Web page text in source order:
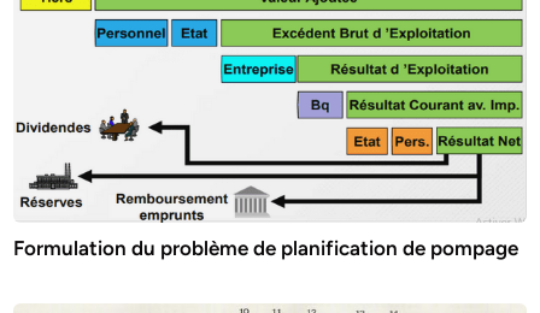
Formulation du problème de planification de pompage